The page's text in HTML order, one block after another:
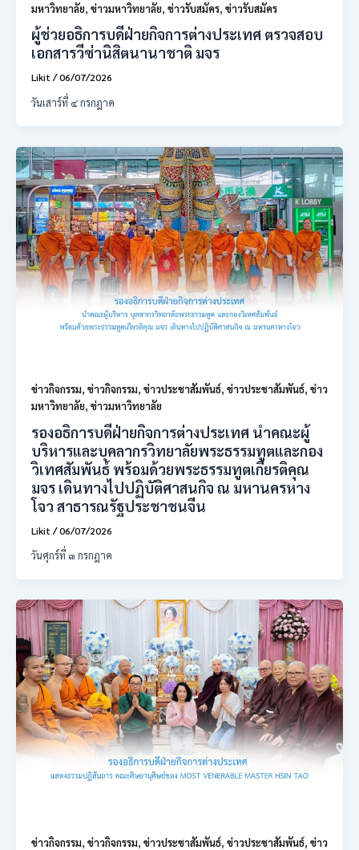
มหาวิทยาลัย, ข่าวมหาวิทยาลัย, ข่าวรับสมัคร, ข่าวรับสมัคร
ผู้ช่วยอธิการบดีฝ่ายกิจการต่างประเทศ ตรวจสอบ
เอกสารวีซ่านิสิตนานาชาติ มจร
Likit/06/07/2026
วันเสาร์ที่ ๔ กรกฎาค
ข่าวกิจกรรม,ข่าวกิจกรรม,ข่าวประชาสัมพันธ์,ข่าวประชาสัมพันธ์,ข่าว
มหาวิทยาลัย,ข่าวมหาวิทยาลัย
รองอธิการบดีฝ่ายกิจการต่างประเทศ นำคณะผู้
บริหารและบุคลากรวิทยาลัยพระธรรมทูตและกอง
วิเทศสัมพันธ์ พร้อมด้วยพระธรรมทูตเกียรติคุณ
มจร เดินทางไปปฏิบัติศาสนกิจ ณ มหานครหาง
โจว สาธารณรัฐประชาชนจีน
Likit /06/07/2026
วันศุกร์ที่ ๓ กรกฎาค
ข่าวกิจกรรม, ข่าวกิจกรรม, ข่าวประชาสัมพันธ์, ข่าวประชาสัมพันธ์, ข่าว